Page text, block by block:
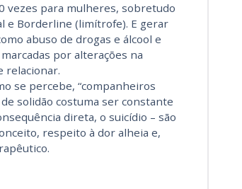
vezes para mulheres, sobretudo
e Borderline (limítrofe). E gerar
abuso de drogas e álcool e
por alterações na
relacionar.
se percebe, “companheiros
solidão costuma ser constante
direta, o suicídio – são
respeito à dor alheia e,